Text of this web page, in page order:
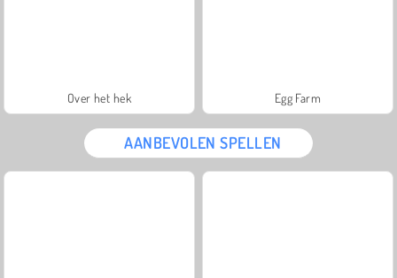
Over het hek Egg Farm
AANBEVOLEN SPELLEN